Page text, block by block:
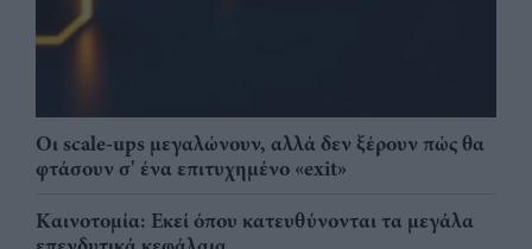
Οι scale-ups μεγαλώνουν, αλλά δεν ξέρουν πώς θα
φτάσουν σ' ένα επιτυχημένο «exit»
Καινοτομία: Εκεί όπου κατευθύνονται τα μεγάλα